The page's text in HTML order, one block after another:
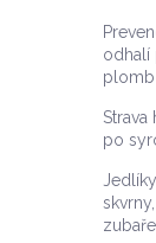
odhalí
plomb
po
zubaře.